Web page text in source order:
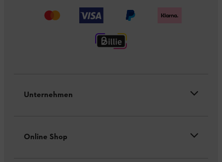
Unternehmen
Online Shop